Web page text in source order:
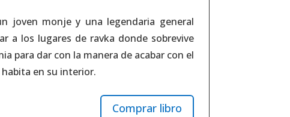
joven monje y una legendaria general
a los lugares de ravka donde sobrevive
para dar con la manera de acabar con el
en su interior.
Comprar libro